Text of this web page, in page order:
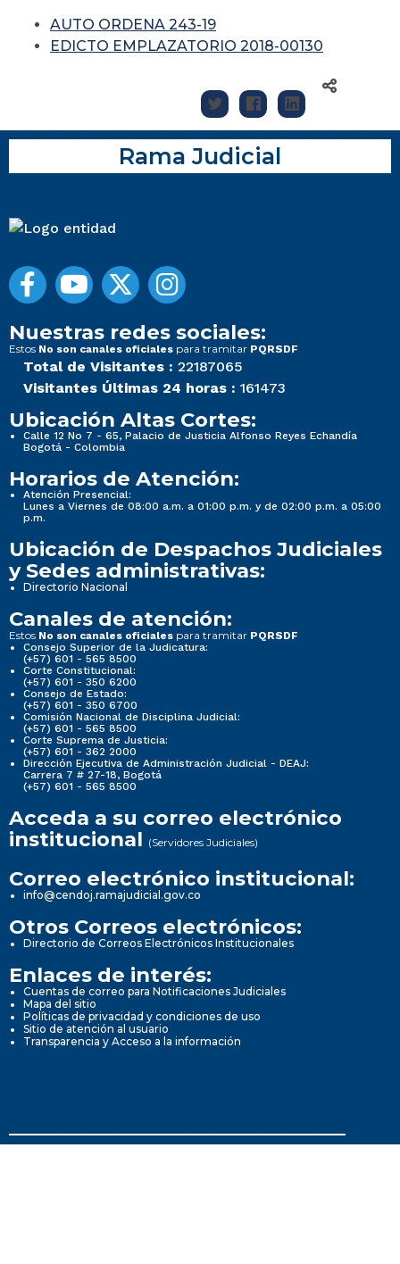
AUTO ORDENA 243-19
EDICTO EMPLAZATORIO 2018-00130
Rama Judicial
Nuestras redes sociales:
Estos No son canales oficiales para tramitar PQRSDF
Total de Visitantes : 22187065
Visitantes Últimas 24 horas : 161473
Ubicación Altas Cortes:
Calle 12 No 7 - 65, Palacio de Justicia Alfonso Reyes Echandía
Bogotá - Colombia
Horarios de Atención:
Atención Presencial:
Lunes a Viernes de 08:00 a.m. a 01:00 p.m. y de 02:00 p.m. a 05:00
p.m.
Ubicación de Despachos Judiciales
y Sedes administrativas:
Directorio Nacional
Canales de atención:
Estos No son canales oficiales para tramitar PQRSDF
Consejo Superior de la Judicatura:
(+57) 601 - 565 8500
Corte Constitucional:
(+57) 601 - 350 6200
Consejo de Estado:
(+57) 601 - 350 6700
Comisión Nacional de Disciplina Judicial:
(+57) 601 - 565 8500
Corte Suprema de Justicia:
(+57) 601 - 362 2000
Dirección Ejecutiva de Administración Judicial - DEAJ:
Carrera 7 # 27-18, Bogotá
(+57) 601 - 565 8500
Acceda a su correo electrónico
institucional (Servidores Judiciales)
Correo electrónico institucional:
info@cendoj.ramajudicial.gov.co
Otros Correos electrónicos:
Directorio de Correos Electrónicos Institucionales
Enlaces de interés:
Cuentas de correo para Notificaciones Judiciales
Mapa del sitio
Políticas de privacidad y condiciones de uso
Sitio de atención al usuario
Transparencia y Acceso a la información